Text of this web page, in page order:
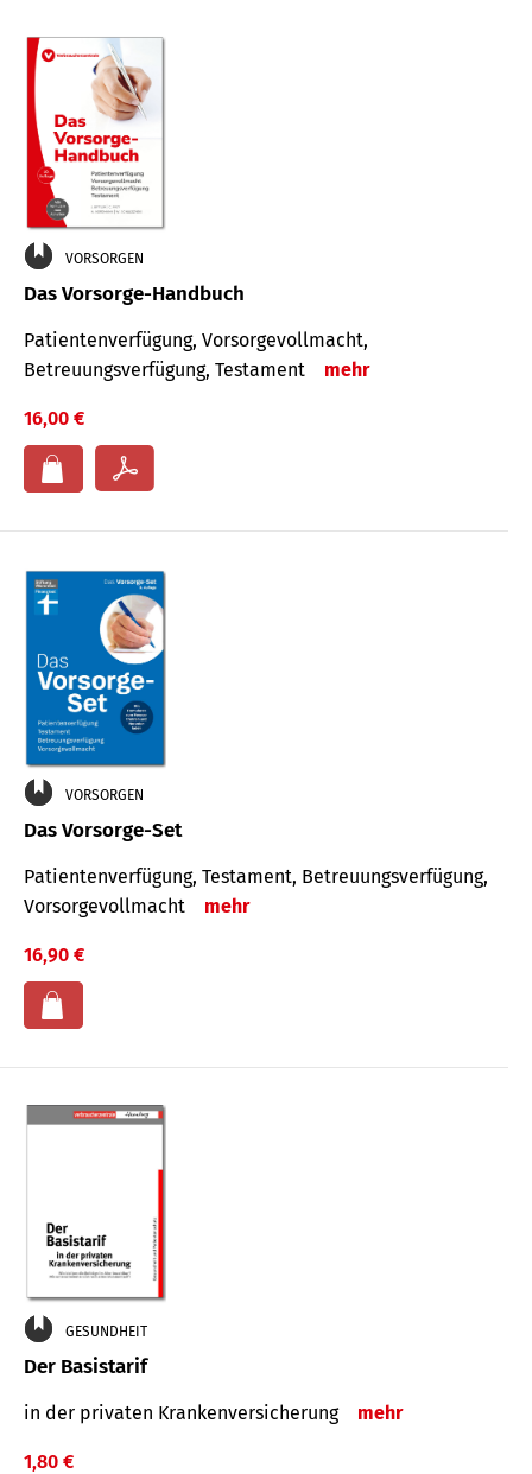
VORSORGEN
Das Vorsorge-Handbuch
Patientenverfügung, Vorsorgevollmacht,
Betreuungsverfügung, Testament
mehr
16,00 €
VORSORGEN
Das Vorsorge-Set
Patienten­ver­fügung, Testa­ment, Be­treuungs­verfü­gung,
Vor­sorge­voll­macht
mehr
16,90 €
GESUNDHEIT
Der Basistarif
in der privaten Kran­ken­ver­siche­rung mehr
1,80 €